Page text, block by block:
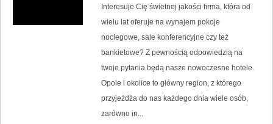
Interesuje Cię świetnej jakości firma, która od
wielu lat oferuje na wynajem pokoje
noclegowe, sale konferencyjne czy też
bankietowe? Z pewnością odpowiedzią na
twoje pytania będą nasze nowoczesne hotele.
Opole i okolice to główny region, z którego
przyjeżdża do nas każdego dnia wiele osób,
zarówno in...